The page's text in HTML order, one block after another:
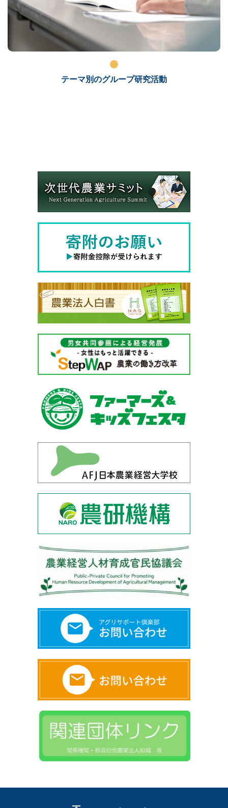
テーマ別のグループ研究活動